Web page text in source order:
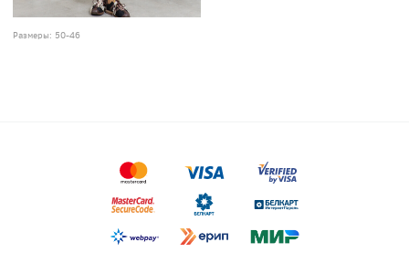
Размеры: 50-46